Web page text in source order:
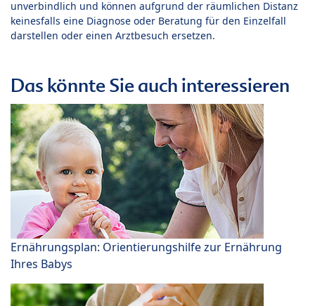
unverbindlich und können aufgrund der räumlichen Distanz
keinesfalls eine Diagnose oder Beratung für den Einzelfall
darstellen oder einen Arztbesuch ersetzen.
Das könnte Sie auch interessieren
Ernährungsplan: Orientierungshilfe zur Ernährung
Ihres Babys